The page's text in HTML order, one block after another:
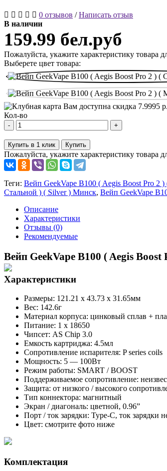
0 отзывов /Написать отзыв
В наличии
159.99 бел.руб
Пожалуйста, укажите характеристику товара
Выберете цвет товара:
Вам доступна скидка 7.9995
Кол-во
- +
Купить в 1 клик Купить
Пожалуйста, укажите характеристику товара
Теги: Вейп GeekVape B100 ( Aegis Boost Pro 2
Стальной ) ( Silver ) Минск, Вейп GeekVape
Описание
Характеристики
Отзывы (0)
Рекомендуемые
Вейп GeekVape B100 ( Aegis Boost
Характеристики
Размеры: 121.21 х 43.73 х 31.65мм
Вес: 142.6г
Материал корпуса: цинковый сплав +
Питание: 1 х 18650
Чипсет: AS Chip 3.0
Емкость картриджа: 4.5мл
Сопротивление испарителя: P series coils
Мощность: 5 — 100Вт
Режим работы: SMART / BOOST
Поддерживаемое сопротивление:
Защита: от низкого / высокого
Тип коннектора: магнитный
Экран / диагональ: цветной, 0.96”
Порт / ток зарядки: Type-C, ток зарядки
Цвет: смотрите фото ниже
Комплектация